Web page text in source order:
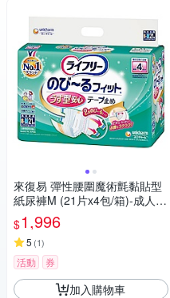
來復易 彈性腰圍魔術氈黏貼型
紙尿褲M (21片x4包/箱)-成人紙
尿褲
$1,996
5 (1)
活動 券
加入購物車